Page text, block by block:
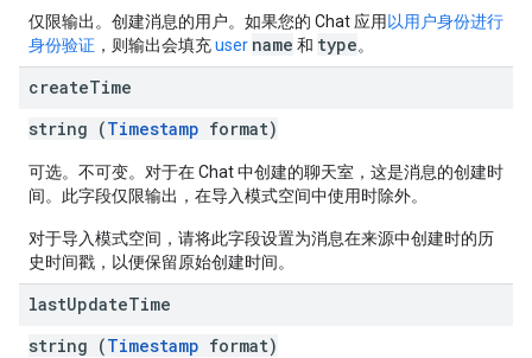
仅限输出。创建消息的用户。如果您的 Chat 应用 以用户身份进行
身份验证 ，则输出会填充user name 和 type。
createTime
string (Timestamp format)
可选。不可变。对于在 Chat 中创建的聊天室，这是消息的创建时
间。此字段仅限输出，在导入模式空间中使用时除外。
对于导入模式空间，请将此字段设置为消息在来源中创建时的历
史时间戳，以便保留原始创建时间。
lastUpdateTime
string (Timestamp format)